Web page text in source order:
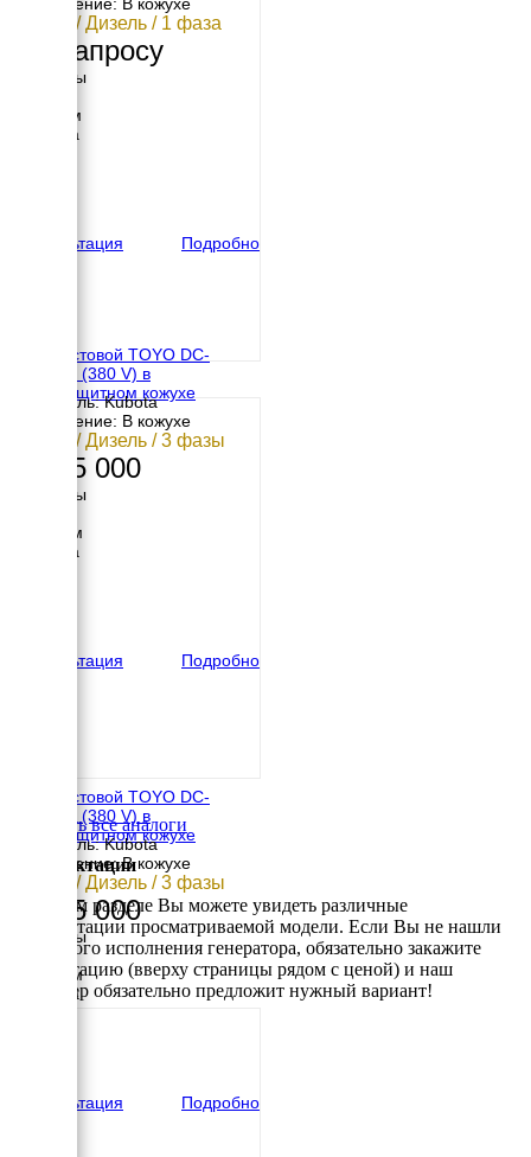
Исполнение: В кожухе
10 кВт / Дизель / 1 фаза
По запросу
Размеры
1100 мм
Ширина
Консультация
Подробно
Двухпостовой TOYO DC-
450KBS (380 V) в
шумозащитном кожухе
Двигатель: Kubota
Исполнение: В кожухе
10 кВт / Дизель / 3 фазы
1 665 000
Размеры
1750 мм
Ширина
Консультация
Подробно
Двухпостовой TOYO DC-
450KBS (380 V) в
шумозащитном кожухе
Двигатель: Kubota
Исполнение: В кожухе
10 кВт / Дизель / 3 фазы
1 665 000
Размеры
1750 мм
Ширина
Консультация
Подробно
Смотреть все аналоги
Комплектации
В данном разделе Вы можете увидеть различные
комплектации просматриваемой модели. Если Вы не нашли
требуемого исполнения генератора, обязательно закажите
консультацию (вверху страницы рядом с ценой) и наш
менеджер обязательно предложит нужный вариант!